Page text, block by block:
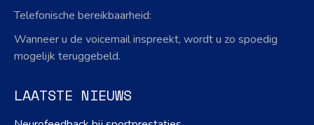
Telefonische bereikbaarheid:
Wanneer u de voicemail inspreekt, wordt u zo spoedig
mogelijk teruggebeld.
LAATSTE NIEUWS